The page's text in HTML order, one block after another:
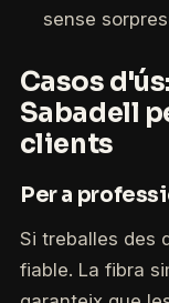
sense
Casos
Sabadell
clients
Per a
Si treballes des
fiable. La fibra